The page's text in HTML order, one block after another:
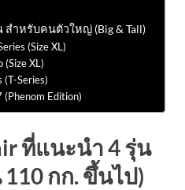
สำหรับคนตัวใหญ่ (Big & Tall)
(Size XL)
(Size XL)
(T-Series)
Edition)
ที่แนะนำ 4 รุ่น
กก. ขึ้นไป)